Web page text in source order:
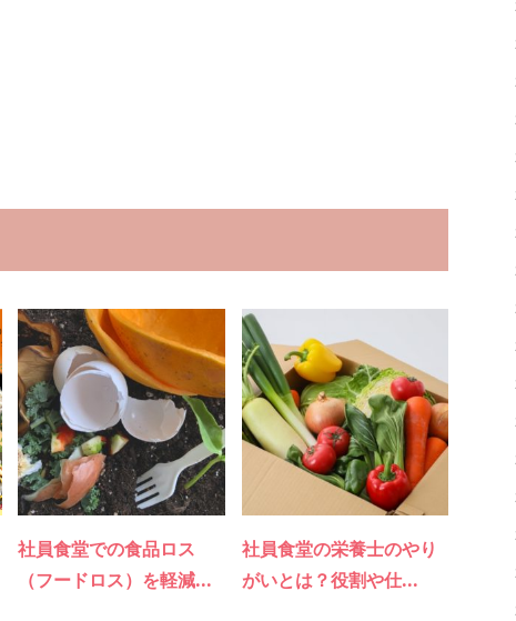
社員食堂での食品ロス
（フードロス）を軽減...
社員食堂の栄養士のやり
がいとは？役割や仕...